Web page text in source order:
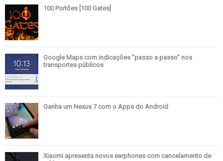
100 Portões [100 Gates]
Google Maps com indicações "passo a passo" nos
transportes públicos
Ganha um Nexus 7 com o Apps do Android
Xiaomi apresenta novos earphones com cancelamento de